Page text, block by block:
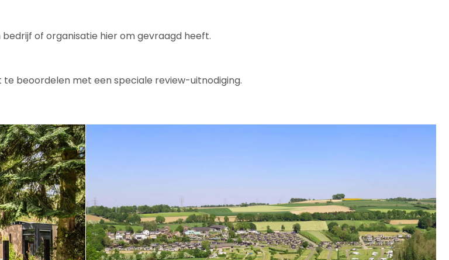
of organisatie hier om gevraagd heeft.
beoordelen met een speciale review-uitnodiging.